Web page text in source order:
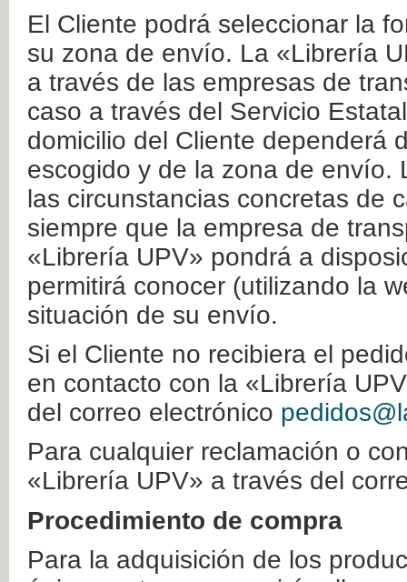
El Cliente podrá seleccionar la
su zona de envío. La «Librería
a través de las empresas de
caso a través del Servicio
domicilio del Cliente dependerá
escogido y de la zona de envío.
las circunstancias concretas de
siempre que la empresa de
«Librería UPV» pondrá a
permitirá conocer (utilizando la
situación de su envío.
Si el Cliente no recibiera el
en contacto con la «Librería
del correo electrónico
Para cualquier reclamación o
«Librería UPV» a través del
Procedimiento de compra
Para la adquisición de los